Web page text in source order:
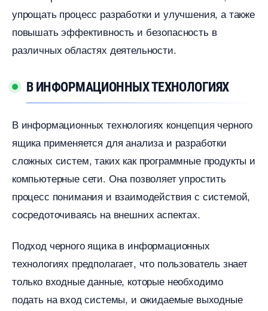
упрощать процесс разработки и улучшения, а также
повышать эффективность и безопасность
различных областях деятельности.​
ИНФОРМАЦИОННЫХ ТЕХНОЛОГИЯХ
информационных технологиях концепция черного
ящика применяется для анализа и разработки
сложных систем, таких как программные продукты и
компьютерные сети.​ Она позволяет упростить
процесс понимания и взаимодействия с системой,
сосредоточиваясь на внешних аспектах.
Подход черного ящика в информационных
технологиях предполагает, что пользователь знает
только входные данные, которые необходимо
подать на вход системы, и ожидаемые выходные